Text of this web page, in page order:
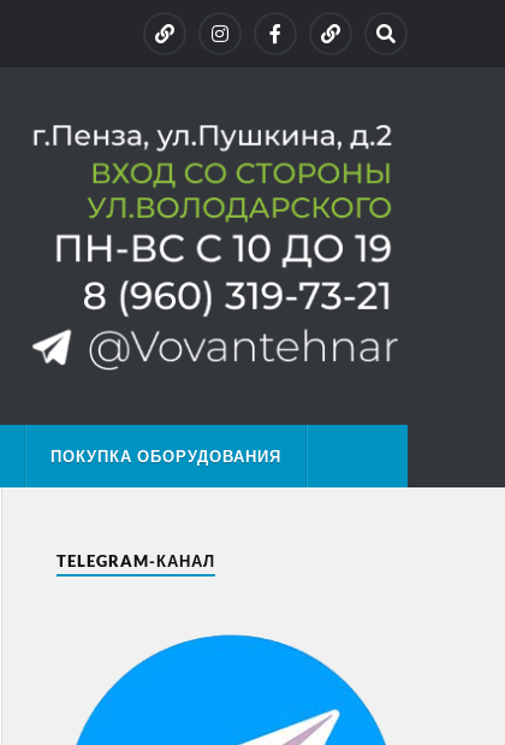
ПОКУПКА ОБОРУДОВАНИЯ
TELEGRAM-КАНАЛ